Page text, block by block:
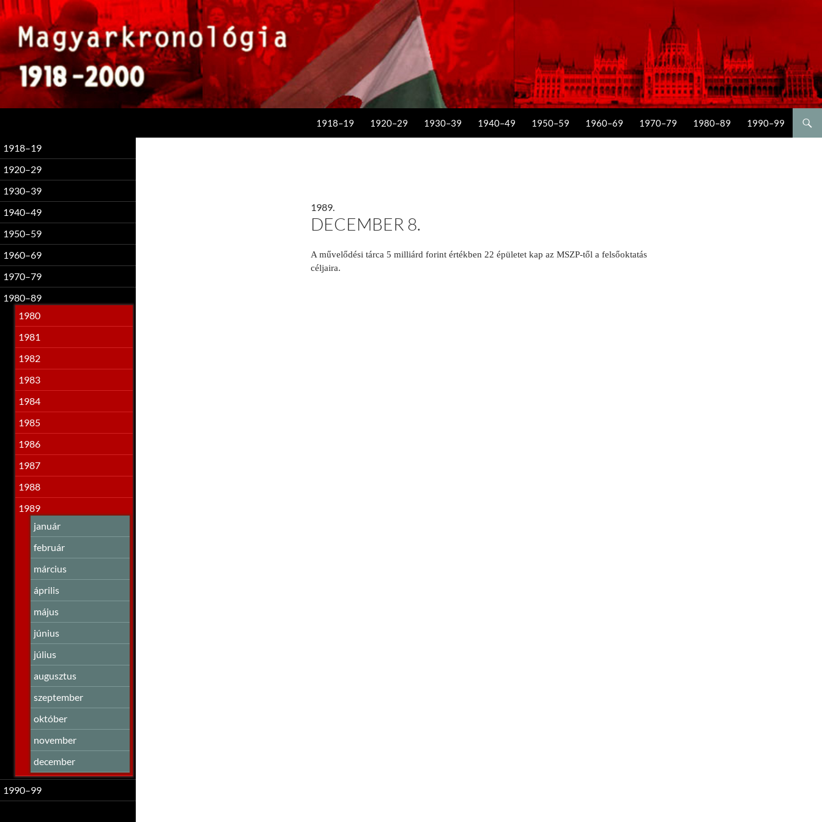
1918–19 1920–29 1930–39 1940–49 1950–59 1960–69 1970–79 1980–89 1990–99
1989.
DECEMBER 8.
A művelődési tárca 5 milliárd forint értékben 22 épületet kap az MSZP-től a felsőoktatás
céljaira.
1918–19
1920–29
1930–39
1940–49
1950–59
1960–69
1970–79
1980–89
1980
1981
1982
1983
1984
1985
1986
1987
1988
1989
január
február
március
április
május
június
július
augusztus
szeptember
október
november
december
1990–99